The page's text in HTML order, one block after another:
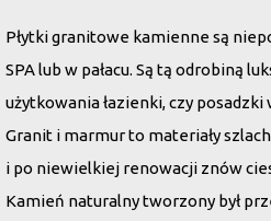
Płytki granitowe kamienne są
SPA lub w pałacu. Są tą odrobiną
użytkowania łazienki, czy posadzki
Granit i marmur to materiały
i po niewielkiej renowacji znów
Kamień naturalny tworzony był